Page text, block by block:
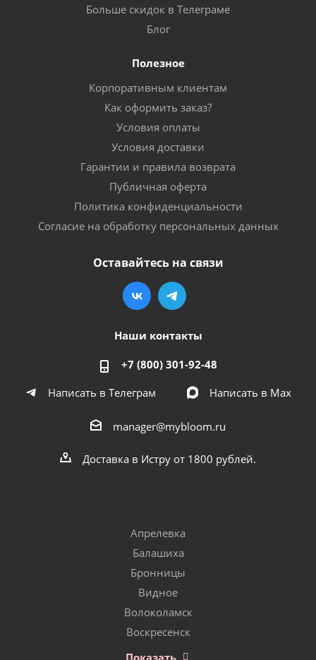
Больше скидок в Телеграме
Блог
Полезное
Корпоративным клиентам
Как оформить заказ?
Условия оплаты
Условия доставки
Гарантии и правила возврата
Публичная оферта
Политика конфиденциальности
Согласие на обработку персональных данных
Оставайтесь на связи
Наши контакты
+7 (800) 301-92-48
Написать в Телеграм
Написать в Мах
manager@mybloom.ru
Доставка в Истру от 1800 рублей.
Апрелевка
Балашиха
Бронницы
Видное
Волоколамск
Воскресенск
Показать